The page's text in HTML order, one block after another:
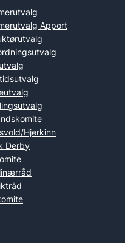
Apport
Hjerkinn
Derby